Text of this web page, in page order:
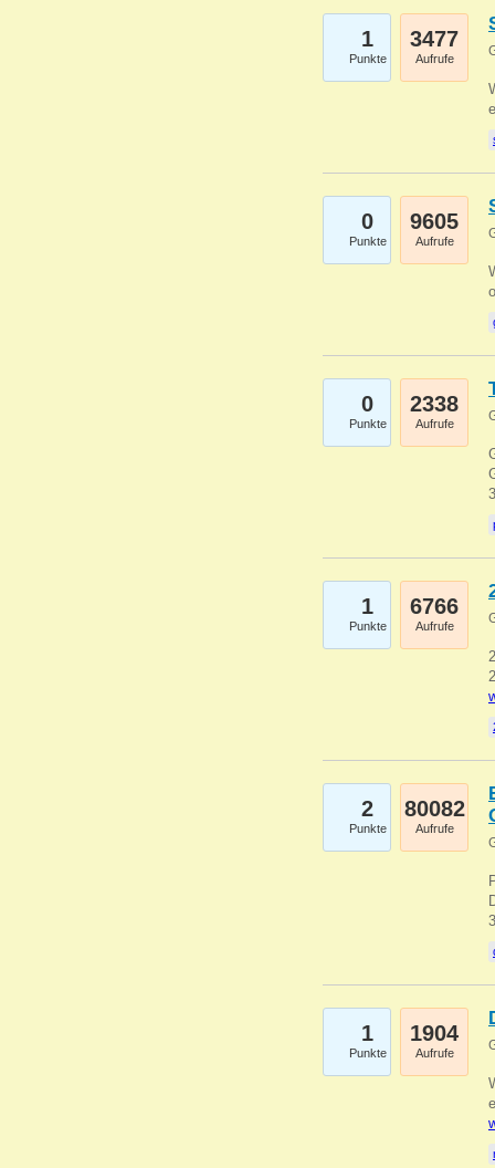
1
Punkte
3477
Aufrufe
0
Punkte
9605
Aufrufe
0
Punkte
2338
Aufrufe
1
Punkte
6766
Aufrufe
2
Punkte
80082
Aufrufe
1
Punkte
1904
Aufrufe